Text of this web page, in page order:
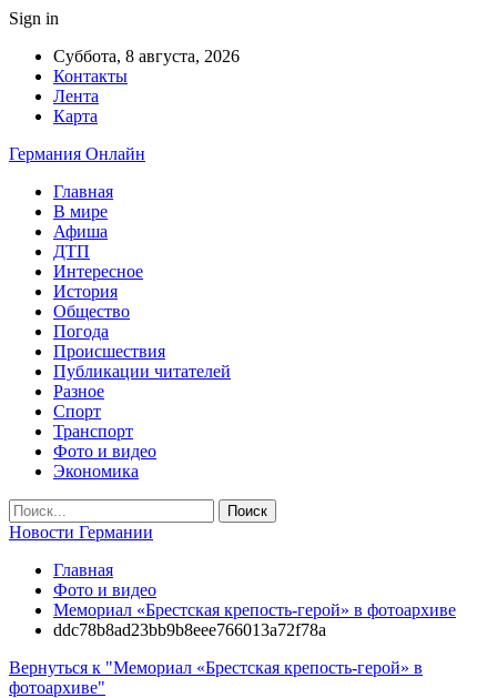
Sign in
Суббота, 8 августа, 2026
Контакты
Лента
Карта
Германия Онлайн
Главная
В мире
Афиша
ДТП
Интересное
История
Общество
Погода
Происшествия
Публикации читателей
Разное
Спорт
Транспорт
Фото и видео
Экономика
Новости Германии
Главная
Фото и видео
Мемориал «Брестская крепость-герой» в фотоархиве
ddc78b8ad23bb9b8eee766013a72f78a
Вернуться к "Мемориал «Брестская крепость-герой» в
фотоархиве"